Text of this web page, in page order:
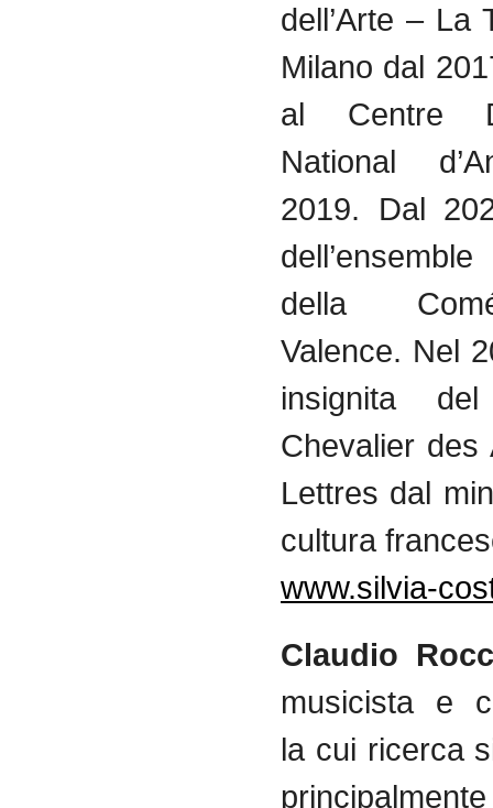
dell’Arte – La
Milano dal
al Centre
National
2019. Dal
della
Valence. Nel
insignita
Chevalier
Lettres dal
cultura
www.silvia-
Claudio
musicista e
la cui ricerca